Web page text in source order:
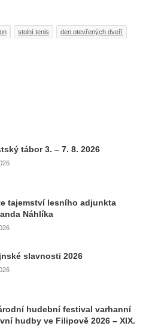
stolní tenis den otevřených dveří
tábor 3. – 7. 8. 2026
tajemství lesního adjunkta
Náhlíka
slavnosti 2026
hudební festival varhanní
hudby ve Filipově 2026 – XIX.